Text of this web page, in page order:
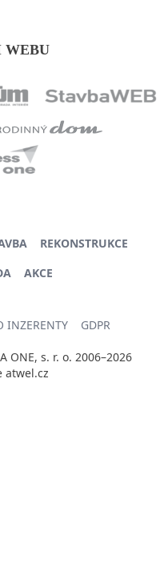
WEBU
REKONSTRUKCE
AKCE
INZERENTY GDPR
ONE, s. r. o. 2006–2026